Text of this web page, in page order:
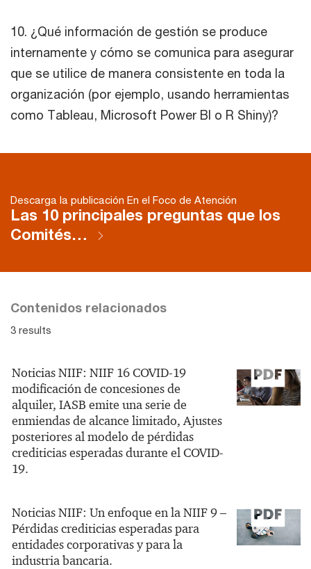
10. ¿Qué información de gestión se produce
internamente y cómo se comunica para asegurar
que se utilice de manera consistente en toda la
organización (por ejemplo, usando herramientas
como Tableau, Microsoft Power BI o R Shiny)?
Descarga la publicación En el Foco de Atención
Las 10 principales preguntas que los
Comités…
Contenidos relacionados
3 results
Noticias NIIF: NIIF 16 COVID-19
modificación de concesiones de
alquiler, IASB emite una serie de
enmiendas de alcance limitado, Ajustes
posteriores al modelo de pérdidas
crediticias esperadas durante el COVID-
19.
Noticias NIIF: Un enfoque en la NIIF 9 –
Pérdidas crediticias esperadas para
entidades corporativas y para la
industria bancaria.